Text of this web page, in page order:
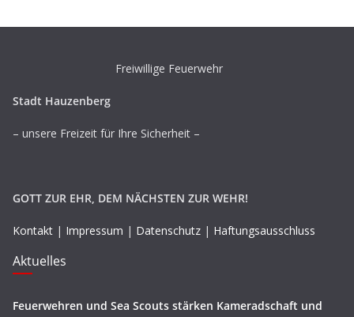
Freiwillige Feuerwehr
Stadt Hauzenberg
– unsere Freizeit für Ihre Sicherheit –
GOTT ZUR EHR, DEM NÄCHSTEN ZUR WEHR!
Kontakt | Impressum | Datenschutz | Haftungsausschluss
Aktuelles
Feuerwehren und Sea Scouts stärken Kameradschaft und